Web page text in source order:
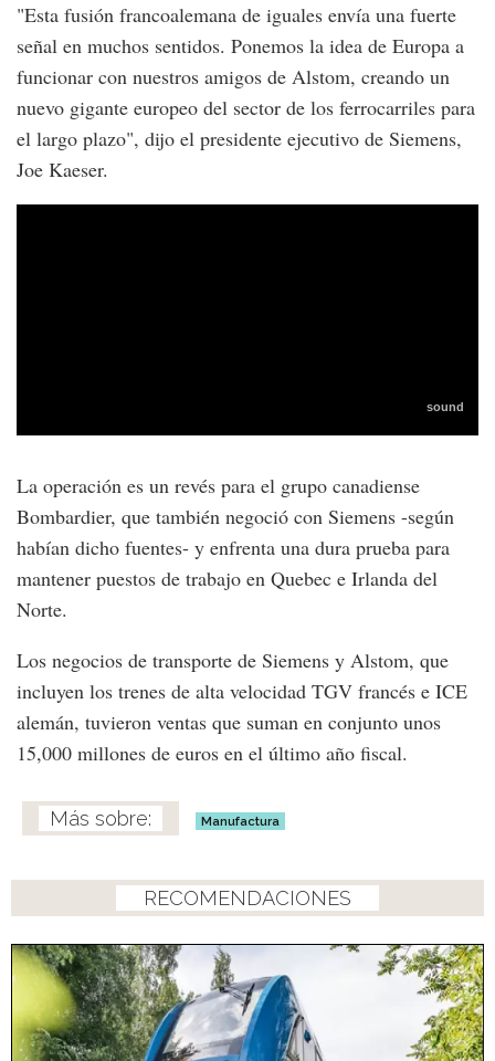
"Esta fusión francoalemana de iguales envía una fuerte
señal en muchos sentidos. Ponemos la idea de Europa a
funcionar con nuestros amigos de Alstom, creando un
nuevo gigante europeo del sector de los ferrocarriles para
el largo plazo", dijo el presidente ejecutivo de Siemens,
Joe Kaeser.
La operación es un revés para el grupo canadiense
Bombardier, que también negoció con Siemens -según
habían dicho fuentes- y enfrenta una dura prueba para
mantener puestos de trabajo en Quebec e Irlanda del
Norte.
Los negocios de transporte de Siemens y Alstom, que
incluyen los trenes de alta velocidad TGV francés e ICE
alemán, tuvieron ventas que suman en conjunto unos
15,000 millones de euros en el último año fiscal.
Manufactura
RECOMENDACIONES